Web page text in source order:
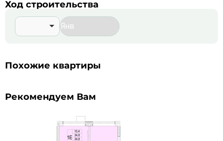
Ход строительства
Похожие квартиры
Рекомендуем Вам